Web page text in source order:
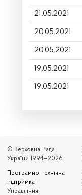
21.05.2021
20.05.2021
20.05.2021
19.05.2021
19.05.2021
© Верховна Рада
України 1994—2026
Програмно-технічна
підтримка —
Управління